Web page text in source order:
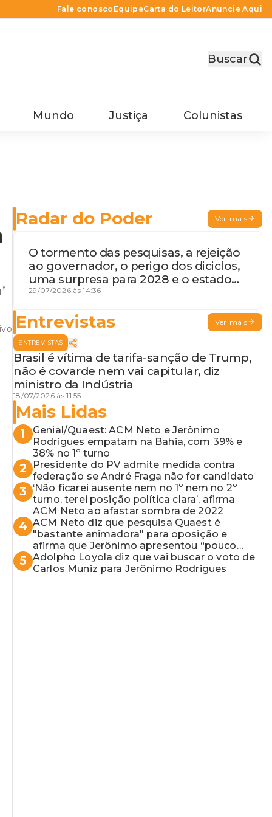
Fale conosco EquipeCarta do LeitorAnuncie Aqui
Buscar
Mundo Justiça Colunistas
Radar do Poder Ver mais
O tormento das pesquisas, a rejeição
ao governador, o perigo dos diciclos,
uma surpresa para 2028 e o estado
de terceira guerra mundial
29/07/2026 às 14:36
Entrevistas Ver mais
ENTREVISTAS
Brasil é vítima de tarifa-sanção de Trump,
não é covarde nem vai capitular, diz
ministro da Indústria
18/07/2026 às 11:55
Mais Lidas
1
Genial/Quaest: ACM Neto e Jerônimo
Rodrigues empatam na Bahia, com 39% e
38% no 1º turno
2
Presidente do PV admite medida contra
federação se André Fraga não for candidato
3
‘Não ficarei ausente nem no 1º nem no 2º
turno, terei posição política clara’, afirma
ACM Neto ao afastar sombra de 2022
4 ACM Neto diz que pesquisa Quaest é
"bastante animadora" para oposição e
afirma que Jerônimo apresentou “pouco
resultado”
5 Adolpho Loyola diz que vai buscar o voto de
Carlos Muniz para Jerônimo Rodrigues